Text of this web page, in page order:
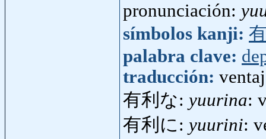
pronunciación:
símbolos kanji:
palabra clave:
traducción:
有利な: yuurina:
有利に: yuurini: